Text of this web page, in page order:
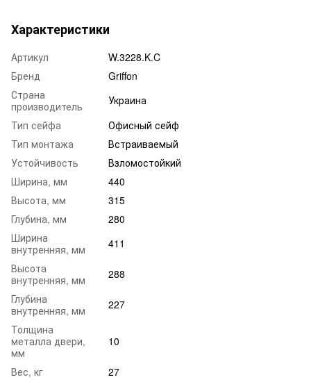
Характеристики
Артикул
W.3228.K.C
Бренд
Griffon
Страна
производитель
Украина
Тип сейфа
Офисный сейф
Тип монтажа
Встраиваемый
Устойчивость
Взломостойкий
Ширина, мм
440
Высота, мм
315
Глубина, мм
280
Ширина
внутренняя, мм
411
Высота
внутренняя, мм
288
Глубина
внутренняя, мм
227
Толщина
металла двери,
мм
10
Вес, кг 27